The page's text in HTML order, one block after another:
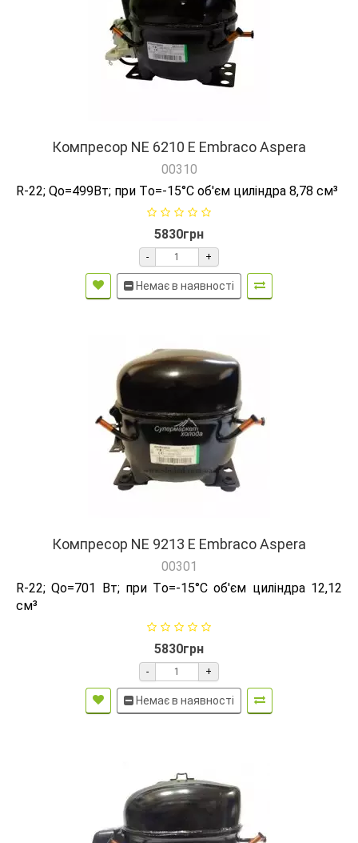
Компресор NE 6210 E Embraco Aspera
00310
R-22; Qо=499Вт; при Tо=-15°C об'єм циліндра 8,78 см³
5830грн
- +
Немає в наявності
Компресор NE 9213 E Embraco Aspera
00301
R-22; Qо=701 Вт; при Tо=-15°C об'єм циліндра 12,12
см³
5830грн
- +
Немає в наявності